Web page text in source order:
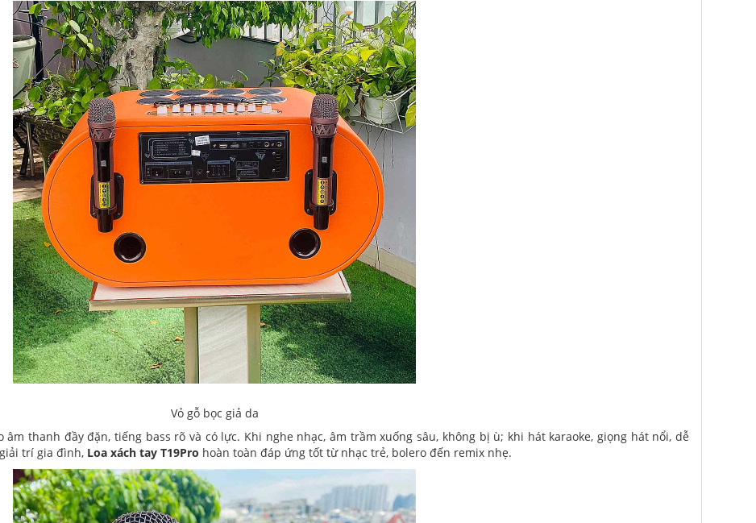
Vỏ gỗ bọc giả da
âm thanh đầy đặn, tiếng bass rõ và có lực. Khi nghe nhạc, âm trầm xuống sâu, không bị ù; khi hát karaoke, giọng hát nổi, dễ
trí gia đình, Loa xách tay T19Pro hoàn toàn đáp ứng tốt từ nhạc trẻ, bolero đến remix nhẹ.